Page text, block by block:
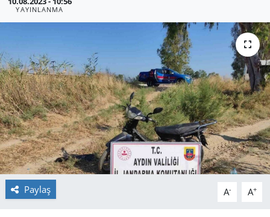
YAYINLANMA
Paylaş A- A+
EKONOMİ
GENEL
GÜNDEM
HABERDE İNSAN
KÜLTÜR SANAT
MAGAZİN
Son Dakika Haberleri
Haber Arşivi